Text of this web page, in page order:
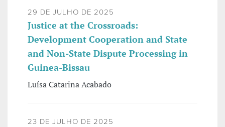
29 DE JULHO DE 2025
Justice at the Crossroads:
Development Cooperation and State
and Non-State Dispute Processing in
Guinea-Bissau
Luísa Catarina Acabado
23 DE JULHO DE 2025